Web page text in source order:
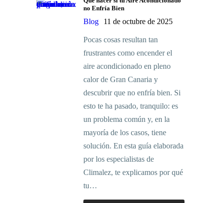
no Enfría Bien
Blog 11 de octubre de 2025
Pocas cosas resultan tan
frustrantes como encender el
aire acondicionado en pleno
calor de Gran Canaria y
descubrir que no enfría bien. Si
esto te ha pasado, tranquilo: es
un problema común y, en la
mayoría de los casos, tiene
solución. En esta guía elaborada
por los especialistas de
Climalez, te explicamos por qué
tu…